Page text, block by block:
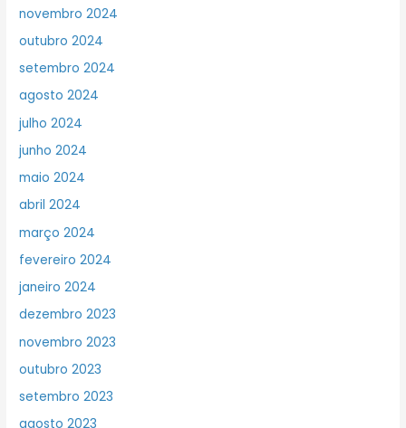
novembro 2024
outubro 2024
setembro 2024
agosto 2024
julho 2024
junho 2024
maio 2024
abril 2024
março 2024
fevereiro 2024
janeiro 2024
dezembro 2023
novembro 2023
outubro 2023
setembro 2023
agosto 2023